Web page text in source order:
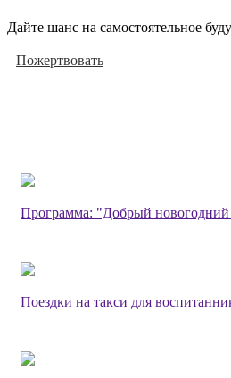
Дайте шанс на самостоятельное
Пожертвовать
Программа: "Добрый новогодний
Поездки на такси для